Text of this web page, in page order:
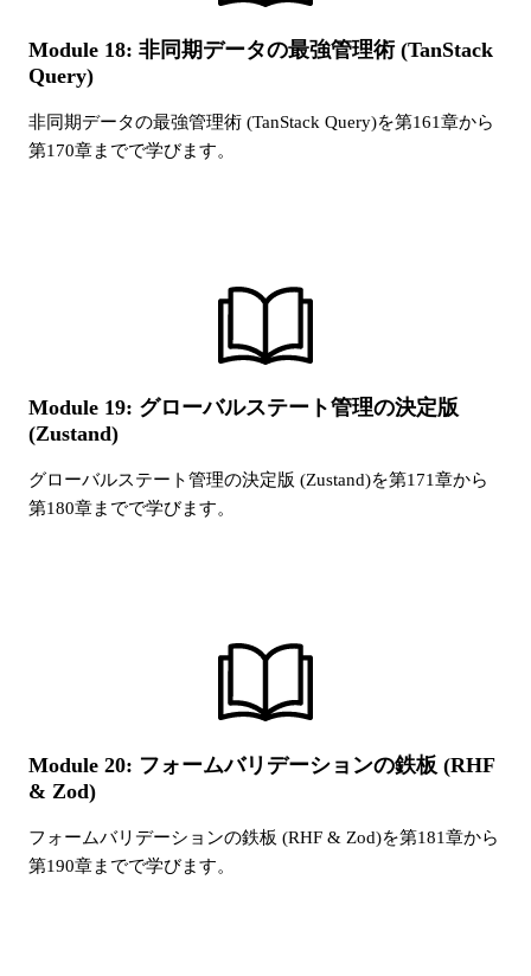
Module 18: 非同期データの最強管理術 (TanStack
Query)
非同期データの最強管理術 (TanStack Query)を第161章から
第170章までで学びます。
Module 19: グローバルステート管理の決定版
(Zustand)
グローバルステート管理の決定版 (Zustand)を第171章から
第180章までで学びます。
Module 20: フォームバリデーションの鉄板 (RHF
& Zod)
フォームバリデーションの鉄板 (RHF & Zod)を第181章から
第190章までで学びます。